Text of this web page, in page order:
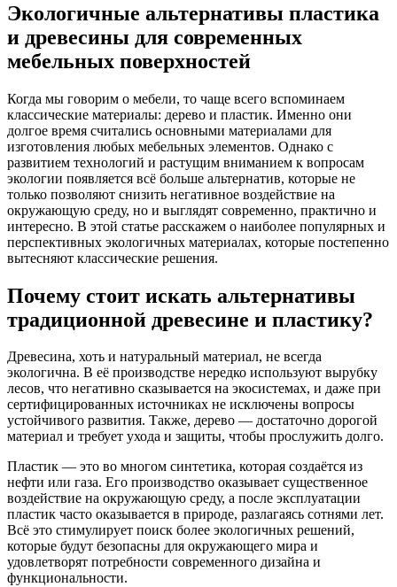
Экологичные альтернативы пластика
и древесины для современных
мебельных поверхностей
Когда мы говорим о мебели, то чаще всего вспоминаем
классические материалы: дерево и пластик. Именно они
долгое время считались основными материалами для
изготовления любых мебельных элементов. Однако с
развитием технологий и растущим вниманием к вопросам
экологии появляется всё больше альтернатив, которые не
только позволяют снизить негативное воздействие на
окружающую среду, но и выглядят современно, практично и
интересно. В этой статье расскажем о наиболее популярных и
перспективных экологичных материалах, которые постепенно
вытесняют классические решения.
Почему стоит искать альтернативы
традиционной древесине и пластику?
Древесина, хоть и натуральный материал, не всегда
экологична. В её производстве нередко используют вырубку
лесов, что негативно сказывается на экосистемах, и даже при
сертифицированных источниках не исключены вопросы
устойчивого развития. Также, дерево — достаточно дорогой
материал и требует ухода и защиты, чтобы прослужить долго.
Пластик — это во многом синтетика, которая создаётся из
нефти или газа. Его производство оказывает существенное
воздействие на окружающую среду, а после эксплуатации
пластик часто оказывается в природе, разлагаясь сотнями лет.
Всё это стимулирует поиск более экологичных решений,
которые будут безопасны для окружающего мира и
удовлетворят потребности современного дизайна и
функциональности.